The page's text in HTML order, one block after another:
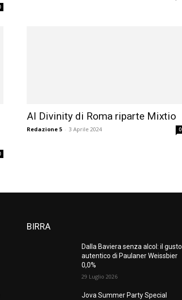
Al Divinity di Roma riparte Mixtio
Redazione 5 - 3 Aprile 2024 0
BIRRA
Dalla Baviera senza alcol: il gusto
autentico di Paulaner Weissbier
0,0%
29 Luglio 2026
Jova Summer Party Special